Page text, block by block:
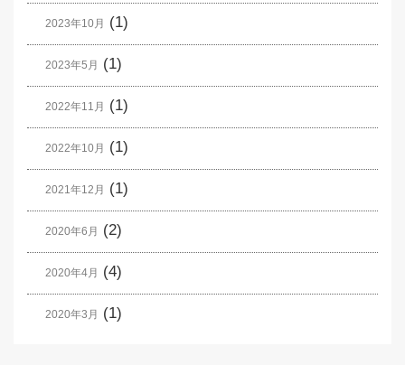
2023年10月 (1)
2023年5月 (1)
2022年11月 (1)
2022年10月 (1)
2021年12月 (1)
2020年6月 (2)
2020年4月 (4)
2020年3月 (1)